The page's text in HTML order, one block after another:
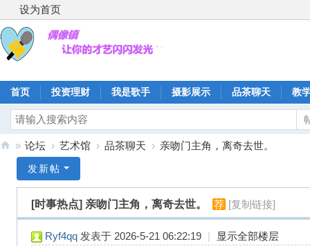
设为首页
首页 投资理财 我是歌手 摄影展示 品茶聊天 教
» 论坛 › 艺术馆 › 品茶聊天 › 亲吻门主角，离奇去世。
发新帖
[时事热点] 亲吻门主角，离奇去世。 荐 [复制链接]
Ryf4qq 发表于 2026-5-21 06:22:19 | 显示全部楼层